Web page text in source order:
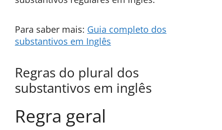
Para saber mais: Guia completo dos
substantivos em Inglês
Regras do plural dos
substantivos em inglês
Regra geral